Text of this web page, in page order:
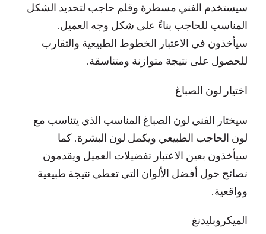
سيستخدم الفني مسطرة وقلم حاجب لتحديد الشكل
المناسب للحاجب بناءً على شكل وجه العميل.
سيأخذون في الاعتبار الخطوط الطبيعية والتقارب
للحصول على نتيجة متوازنة ومتناسقة.
اختيار لون الصباغ
سيختار الفني لون الصباغ المناسب الذي يتناسب مع
لون الحاجب الطبيعي ويكمل لون البشرة. كما
سيأخذون بعين الاعتبار تفضيلات العميل ويقدمون
نصائح حول أفضل الألوان التي تعطي نتيجة طبيعية
وواقعية.
الميكروبليدنغ